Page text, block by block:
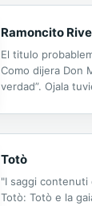
Ramoncito
El titulo
Como dijera Don
verdad”. Ojala
Totò
"I saggi
Totò: Totò e la